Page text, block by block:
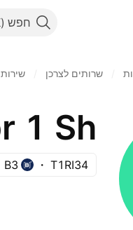
חפש
שרותים לצרכן
T1RI34
B3